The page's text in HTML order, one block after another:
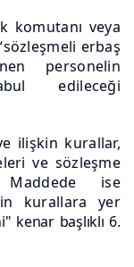
komutanı veya
erbaş
personelin
edileceği
ilişkin kurallar,
ve sözleşme
ise
kurallara yer
kenar başlıklı 6.